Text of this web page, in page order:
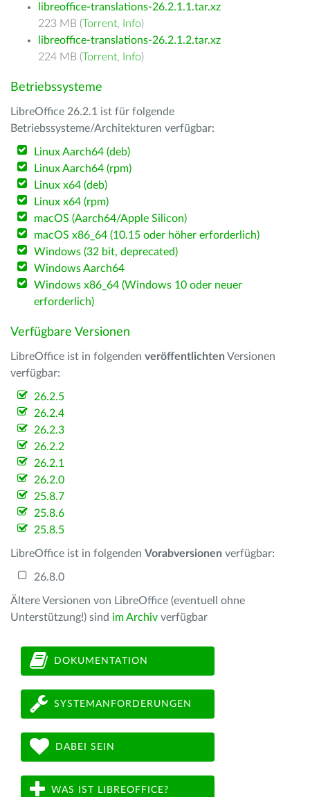
libreoffice-translations-26.2.1.1.tar.xz
223 MB (Torrent, Info)
libreoffice-translations-26.2.1.2.tar.xz
224 MB (Torrent, Info)
Betriebssysteme
LibreOffice 26.2.1 ist für folgende
Betriebssysteme/Architekturen verfügbar:
Linux Aarch64 (deb)
Linux Aarch64 (rpm)
Linux x64 (deb)
Linux x64 (rpm)
macOS (Aarch64/Apple Silicon)
macOS x86_64 (10.15 oder höher erforderlich)
Windows (32 bit, deprecated)
Windows Aarch64
Windows x86_64 (Windows 10 oder neuer
erforderlich)
Verfügbare Versionen
LibreOffice ist in folgenden veröffentlichten Versionen
verfügbar:
26.2.5
26.2.4
26.2.3
26.2.2
26.2.1
26.2.0
25.8.7
25.8.6
25.8.5
LibreOffice ist in folgenden Vorabversionen verfügbar:
26.8.0
Ältere Versionen von LibreOffice (eventuell ohne
Unterstützung!) sind im Archiv verfügbar
DOKUMENTATION
SYSTEMANFORDERUNGEN
DABEI SEIN
WAS IST LIBREOFFICE?